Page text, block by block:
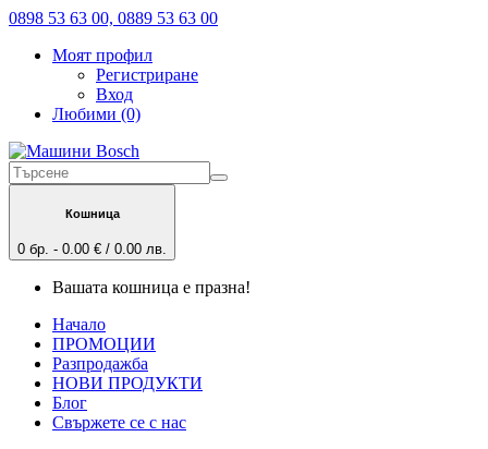
0898 53 63 00, 0889 53 63 00
Моят профил
Регистриране
Вход
Любими (0)
Кошница
0 бр. - 0.00 € / 0.00 лв.
Вашата кошница е празна!
Начало
ПРОМОЦИИ
Разпродажба
НОВИ ПРОДУКТИ
Блог
Свържете се с нас